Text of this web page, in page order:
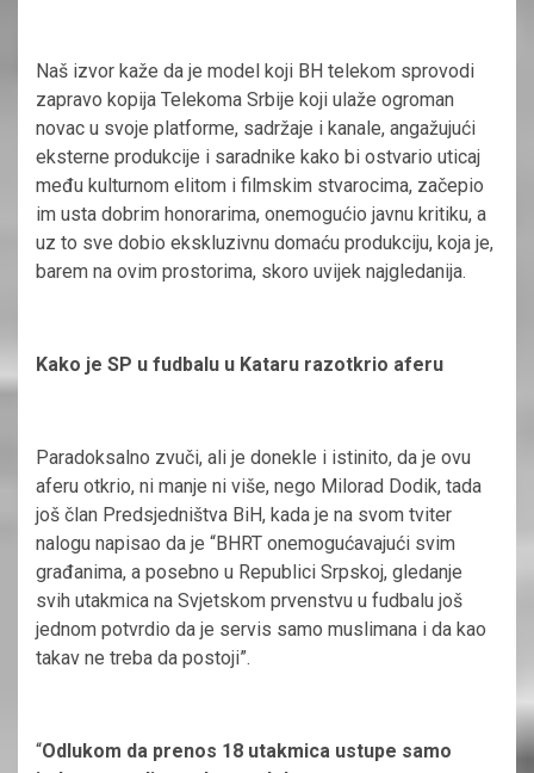
Naš izvor kaže da je model koji BH telekom sprovodi
zapravo kopija Telekoma Srbije koji ulaže ogroman
novac u svoje platforme, sadržaje i kanale, angažujući
eksterne produkcije i saradnike kako bi ostvario uticaj
među kulturnom elitom i filmskim stvarocima, začepio
im usta dobrim honorarima, onemogućio javnu kritiku, a
uz to sve dobio ekskluzivnu domaću produkciju, koja je,
barem na ovim prostorima, skoro uvijek najgledanija.
Kako je SP u fudbalu u Kataru razotkrio aferu
Paradoksalno zvuči, ali je donekle i istinito, da je ovu
aferu otkrio, ni manje ni više, nego Milorad Dodik, tada
još član Predsjedništva BiH, kada je na svom tviter
nalogu napisao da je “BHRT onemogućavajući svim
građanima, a posebno u Republici Srpskoj, gledanje
svih utakmica na Svjetskom prvenstvu u fudbalu još
jednom potvrdio da je servis samo muslimana i da kao
takav ne treba da postoji”.
“Odlukom da prenos 18 utakmica ustupe samo